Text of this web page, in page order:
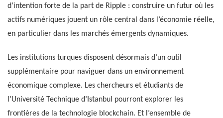
d’intention forte de la part de Ripple : construire un futur où les
actifs numériques jouent un rôle central dans l’économie réelle,
en particulier dans les marchés émergents dynamiques.
Les institutions turques disposent désormais d’un outil
supplémentaire pour naviguer dans un environnement
économique complexe. Les chercheurs et étudiants de
l’Université Technique d’Istanbul pourront explorer les
frontières de la technologie blockchain. Et l’ensemble de